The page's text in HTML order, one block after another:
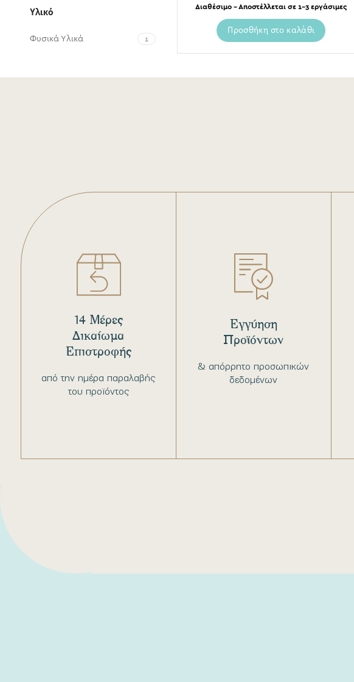
Υλικό
Φυσικά Υλικά 1
Διαθέσιμο – Αποστέλλεται σε 1-3 εργάσιμες
Προσθήκη στο καλάθι
από την ημέρα παραλαβής
του προϊόντος
14 Μέρες
Δικαίωμα
Επιστροφής
& απόρρητο προσωπικών
δεδομένων
Εγγύηση
Προϊόντων